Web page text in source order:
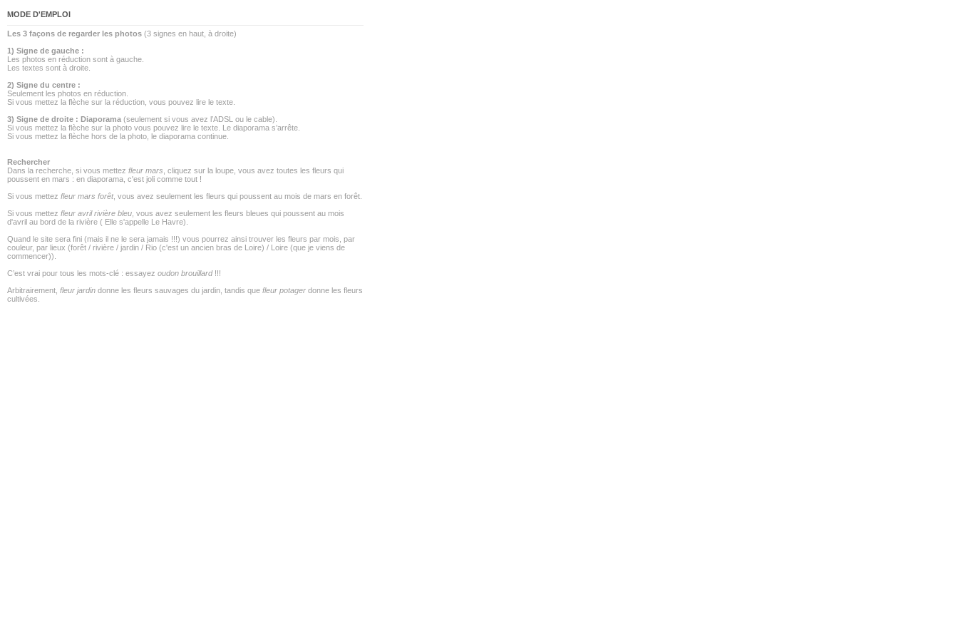
MODE D'EMPLOI
Les 3 façons de regarder les photos (3 signes en haut, à droite)
1) Signe de gauche :
Les photos en réduction sont à gauche.
Les textes sont à droite.
2) Signe du centre :
Seulement les photos en réduction.
Si vous mettez la flèche sur la réduction, vous pouvez lire le texte.
3) Signe de droite : Diaporama (seulement si vous avez l’ADSL ou le cable).
Si vous mettez la flèche sur la photo vous pouvez lire le texte. Le diaporama s’arrête.
Si vous mettez la flèche hors de la photo, le diaporama continue.
Rechercher
Dans la recherche, si vous mettez fleur mars , cliquez sur la loupe, vous avez toutes les fleurs qui
poussent en mars : en diaporama, c'est joli comme tout !
Si vous mettez fleur mars forêt, vous avez seulement les fleurs qui poussent au mois de mars en forêt.
Si vous mettez fleur avril rivière bleu , vous avez seulement les fleurs bleues qui poussent au mois
d'avril au bord de la rivière ( Elle s'appelle Le Havre).
Quand le site sera fini (mais il ne le sera jamais !!!) vous pourrez ainsi trouver les fleurs par mois, par
couleur, par lieux (forêt / rivière / jardin / Rio (c'est un ancien bras de Loire) / Loire (que je viens de
commencer)).
C’est vrai pour tous les mots-clé : essayez oudon brouillard !!!
Arbitrairement, fleur jardin donne les fleurs sauvages du jardin, tandis que fleur potager donne les fleurs
cultivées.